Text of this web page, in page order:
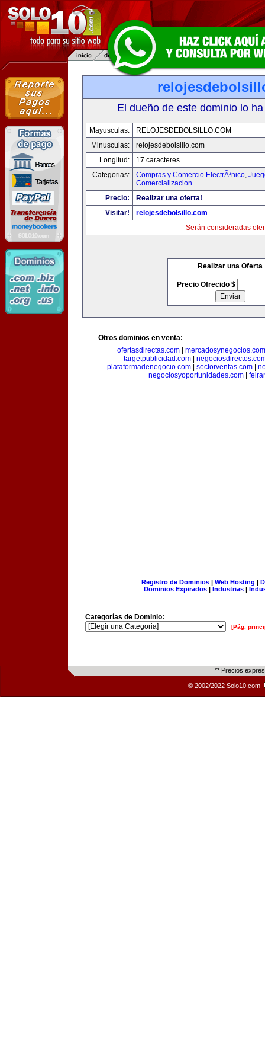
El dueño de este dominio lo
Mayusculas:
RELOJESDEBOLSILLO.COM
Minusculas:
relojesdebolsillo.com
Longitud:
17 caracteres
Categorias:
Compras y Comercio ElectrÃ³nico,
Comercializacion
Precio:
Realizar una oferta!
Visitar!
relojesdebolsillo.com
Serán consideradas
Realizar una Oferta
Precio Ofrecido $
Otros dominios en venta:
ofertasdirectas.com
mercadosynegocios.com
targetpublicidad.com
plataformadenegocio.com| sectorventas.com|
negociosyoportunidades.com
Registro de Dominios| Web Hosting |
Dominios Expirados | Industrias |
Categorías de Dominio:
[Pág.
** Precios
© 2002/2022 Solo10.com